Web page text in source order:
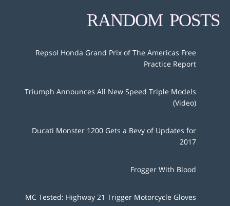
RANDOM POSTS
Repsol Honda Grand Prix of The Americas Free
Practice Report
Triumph Announces All New Speed Triple Models
(Video)
Ducati Monster 1200 Gets a Bevy of Updates for
2017
Frogger With Blood
MC Tested: Highway 21 Trigger Motorcycle Gloves